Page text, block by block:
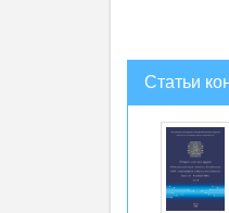
Статьи